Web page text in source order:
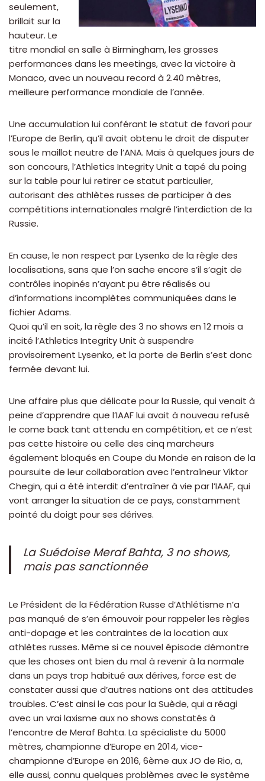
seulement,
brillait sur la
hauteur. Le
titre mondial en salle à Birmingham, les grosses
performances dans les meetings, avec la victoire à
Monaco, avec un nouveau record à 2.40 mètres,
meilleure performance mondiale de l’année.
Une accumulation lui conférant le statut de favori pour
l’Europe de Berlin, qu’il avait obtenu le droit de disputer
sous le maillot neutre de l’ANA. Mais à quelques jours de
son concours, l’Athletics Integrity Unit a tapé du poing
sur la table pour lui retirer ce statut particulier,
autorisant des athlètes russes de participer à des
compétitions internationales malgré l’interdiction de la
Russie.
En cause, le non respect par Lysenko de la règle des
localisations, sans que l’on sache encore s’il s’agit de
contrôles inopinés n’ayant pu être réalisés ou
d’informations incomplètes communiquées dans le
fichier Adams.
Quoi qu’il en soit, la règle des 3 no shows en 12 mois a
incité l’Athletics Integrity Unit à suspendre
provisoirement Lysenko, et la porte de Berlin s’est donc
fermée devant lui.
Une affaire plus que délicate pour la Russie, qui venait à
peine d’apprendre que l’IAAF lui avait à nouveau refusé
le come back tant attendu en compétition, et ce n’est
pas cette histoire ou celle des cinq marcheurs
également bloqués en Coupe du Monde en raison de la
poursuite de leur collaboration avec l’entraîneur Viktor
Chegin, qui a été interdit d’entraîner à vie par l’IAAF, qui
vont arranger la situation de ce pays, constamment
pointé du doigt pour ses dérives.
La Suédoise Meraf Bahta, 3 no shows,
mais pas sanctionnée
Le Président de la Fédération Russe d’Athlétisme n’a
pas manqué de s’en émouvoir pour rappeler les règles
anti-dopage et les contraintes de la location aux
athlètes russes. Même si ce nouvel épisode démontre
que les choses ont bien du mal à revenir à la normale
dans un pays trop habitué aux dérives, force est de
constater aussi que d’autres nations ont des attitudes
troubles. C’est ainsi le cas pour la Suède, qui a réagi
avec un vrai laxisme aux no shows constatés à
l’encontre de Meraf Bahta. La spécialiste du 5000
mètres, championne d’Europe en 2014, vice-
championne d’Europe en 2016, 6ème aux JO de Rio, a,
elle aussi, connu quelques problèmes avec le système